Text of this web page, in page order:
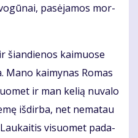
pa­sė­ja­mos mor­
šian­die­nos kai­muo­se
Ma­no kai­my­nas Ro­mas
ir man ke­lią nu­va­lo
iš­dir­ba, net ne­ma­tau
vi­suo­met pa­da­